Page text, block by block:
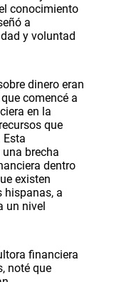
conocimiento
a
y voluntad
dinero eran
comencé a
en la
que
brecha
dentro
existen
hispanas, a
un nivel
financiera
noté que